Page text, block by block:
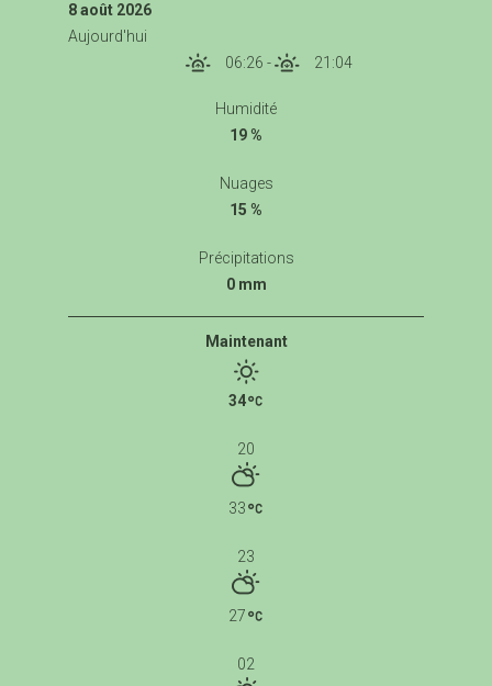
8 août 2026
Aujourd'hui
06:26 - 21:04
Humidité
19 %
Nuages
15 %
Précipitations
0 mm
Maintenant
34
20
33
23
27
02